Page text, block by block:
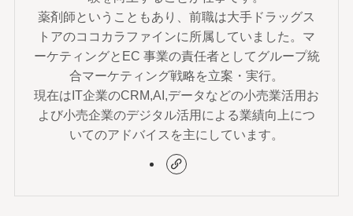
薬剤師ということもあり、前職は大手ドラッグス
トアのココカラファインに所属していました。マ
ーケティングとEC 事業の責任者としてグループ統
合マーケティング戦略を立案・実行。
現在はIT企業のCRM,AI,データなどの小売業活用お
よび小売企業のデジタル活用による業績向上につ
いてのアドバイスを主にしています。